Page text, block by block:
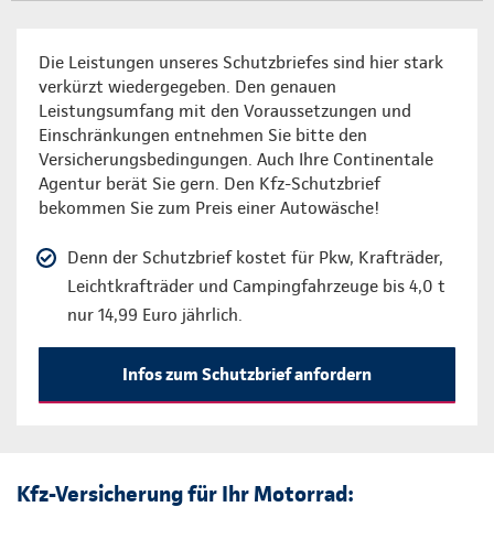
Die Leistungen unseres Schutzbriefes sind hier stark
verkürzt wiedergegeben. Den genauen
Leistungsumfang mit den Voraussetzungen und
Einschränkungen entnehmen Sie bitte den
Versicherungsbedingungen. Auch Ihre Continentale
Agentur berät Sie gern. Den Kfz-Schutzbrief
bekommen Sie zum Preis einer Autowäsche!
Denn der Schutzbrief kostet für Pkw, Krafträder,
Leichtkrafträder und Campingfahrzeuge bis 4,0 t
nur 14,99 Euro jährlich.
Infos zum Schutzbrief anfordern
Kfz-Versicherung für Ihr Motorrad: